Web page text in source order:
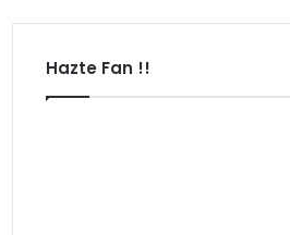
Hazte Fan !!